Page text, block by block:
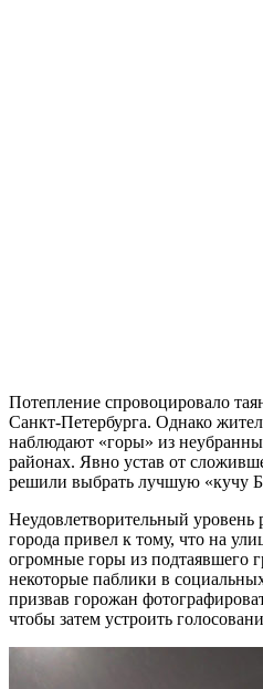
Потепление спровоцировало
Санкт-Петербурга. Однако
наблюдают «горы» из
районах. Явно устав от
решили выбрать лучшую «кучу
Неудовлетворительный
города привел к тому, что на
огромные горы из подтаявшего
некоторые паблики в
призвав горожан
чтобы затем устроить